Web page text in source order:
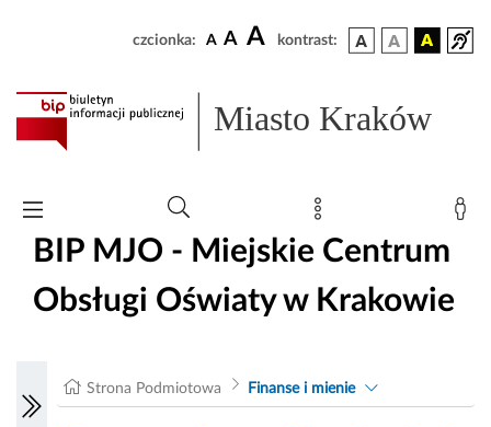
czcionka: A A A kontrast:
Miasto Kraków
BIP MJO - Miejskie Centrum
Obsługi Oświaty w Krakowie
Strona Podmiotowa Finanse i mienie